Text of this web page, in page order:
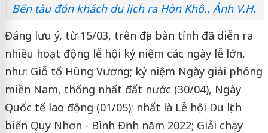
Bến tàu đón khách du lịch ra Hòn Khô.. Ảnh V.H.
Đáng lưu ý, từ 15/03, trên địa bàn tỉnh đã diễn ra
nhiều hoạt động lễ hội kỷ niệm các ngày lễ lớn,
như: Giỗ tổ Hùng Vương; kỷ niệm Ngày giải phóng
miền Nam, thống nhất đất nước (30/04), Ngày
Quốc tế lao động (01/05); nhất là Lễ hội Du lịch
biển Quy Nhơn - Bình Định năm 2022; Giải chạy